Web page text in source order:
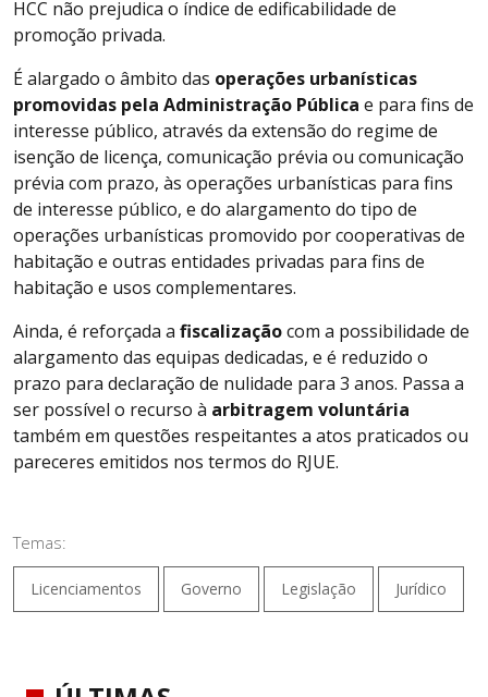
HCC não prejudica o índice de edificabilidade de
promoção privada.
É alargado o âmbito das operações urbanísticas
promovidas pela Administração Pública e para fins de
interesse público, através da extensão do regime de
isenção de licença, comunicação prévia ou comunicação
prévia com prazo, às operações urbanísticas para fins
de interesse público, e do alargamento do tipo de
operações urbanísticas promovido por cooperativas de
habitação e outras entidades privadas para fins de
habitação e usos complementares.
Ainda, é reforçada a fiscalizaçãocom a possibilidade de
alargamento das equipas dedicadas, e é reduzido o
prazo para declaração de nulidade para 3 anos. Passa a
ser possível o recurso à arbitragem voluntária
também em questões respeitantes a atos praticados ou
pareceres emitidos nos termos do RJUE.
Temas:
Licenciamentos Governo Legislação Jurídico